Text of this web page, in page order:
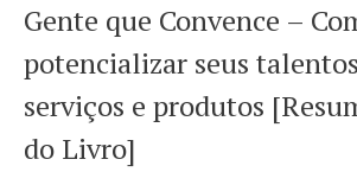
para
o
conteúdo
Gente que Convence –
potencializar seus
serviços e produtos
do Livro]